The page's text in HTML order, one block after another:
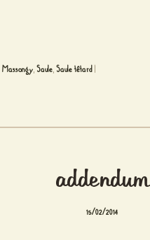
Massongy,Saule,Saule têtard
addendum
15/02/2014